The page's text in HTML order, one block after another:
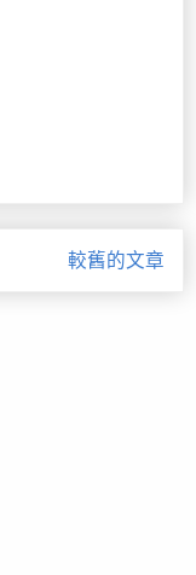
較舊的文章